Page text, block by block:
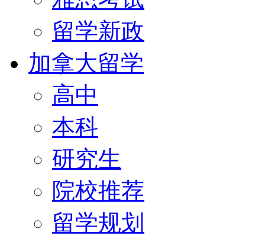
留学新政
加拿大留学
高中
本科
研究生
院校推荐
留学规划